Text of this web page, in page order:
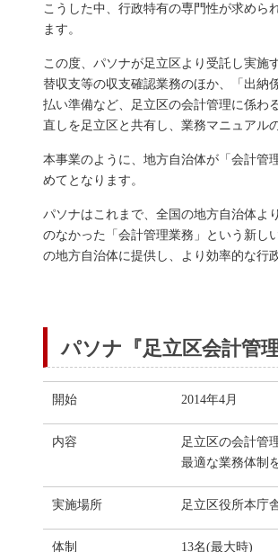
こうした中、行政特有の専門性が求めら
ます。
この度、パソナが足立区より受託し実施
替収支等の収支確認業務のほか、「出納
払い準備など、足立区の会計管理に係わ
直しを足立区と共有し、業務マニュアル
本事業のように、地方自治体が「会計管
めてとなります。
パソナはこれまで、全国の地方自治体よ
のなかった「会計管理業務」という新し
の地方自治体に提供し、より効率的な行
パソナ『足立区会計管
開始 2014年4月
内容
足立区の会計管
最適な業務体制
実施場所 足立区役所本庁
体制 13名(最大時)